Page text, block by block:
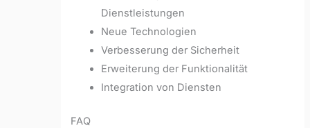
Dienstleistungen
Neue Technologien
Verbesserung der Sicherheit
Erweiterung der Funktionalität
Integration von Diensten
FAQ